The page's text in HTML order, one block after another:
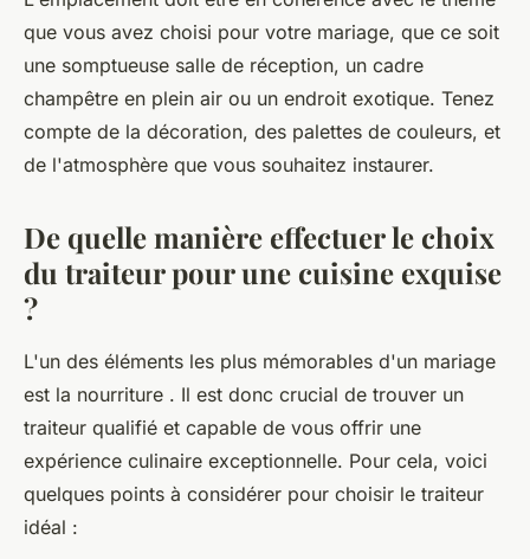
que vous avez choisi pour votre mariage, que ce soit
une somptueuse salle de réception, un cadre
champêtre en plein air ou un endroit exotique. Tenez
compte de la décoration, des palettes de couleurs, et
de l'atmosphère que vous souhaitez instaurer.
De quelle manière effectuer le choix
du traiteur pour une cuisine exquise
?
L'un des éléments les plus mémorables d'un mariage
est la nourriture . Il est donc crucial de trouver un
traiteur qualifié et capable de vous offrir une
expérience culinaire exceptionnelle. Pour cela, voici
quelques points à considérer pour choisir le traiteur
idéal :